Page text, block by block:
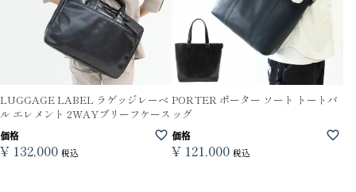
LUGGAGE LABEL ラゲッジレーベ
ル エレメント 2WAYブリーフケース
価格
¥ 132,000 税込
PORTER ポーター ソート トートバ
ッグ
価格
¥ 121,000 税込